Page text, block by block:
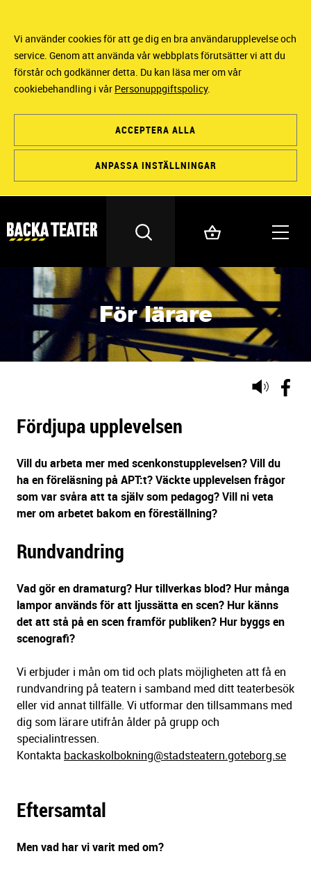
Vi använder cookies för att ge dig en bra användarupplevelse och
service. Genom att använda vår webbplats förutsätter vi att du
förstår och godkänner detta. Du kan läsa mer om vår
cookiebehandling i vår Personuppgiftspolicy.
ACCEPTERA ALLA
ANPASSA INSTÄLLNINGAR
För lärare
Lyssna
Fördjupa upplevelsen
Vill du arbeta mer med scenkonstupplevelsen? Vill du
ha en föreläsning på APT:t? Väckte upplevelsen frågor
som var svåra att ta själv som pedagog? Vill ni veta
mer om arbetet bakom en föreställning?
Rundvandring
Vad gör en dramaturg? Hur tillverkas blod? Hur många
lampor används för att ljussätta en scen? Hur känns
det att stå på en scen framför publiken? Hur byggs en
scenografi?
Vi erbjuder i mån om tid och plats möjligheten att få en
rundvandring på teatern i samband med ditt teaterbesök
eller vid annat tillfälle. Vi utformar den tillsammans med
dig som lärare utifrån ålder på grupp och
specialintressen.
Kontakta backaskolbokning@stadsteatern.goteborg.se
Eftersamtal
Men vad har vi varit med om?